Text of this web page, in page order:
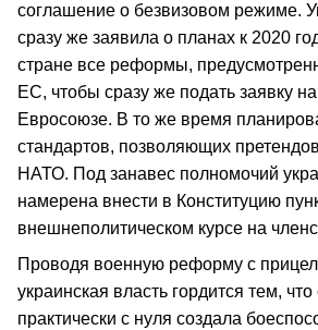
соглашение о безвизовом режиме.
сразу же заявила о планах к 2020
стране все реформы,
ЕС, чтобы сразу же подать заявку
Евросоюзе. В то же время
стандартов, позволяющих
НАТО. Под занавес полномочий
намерена внести в Конституцию
внешнеполитическом курсе на
Проводя военную реформу с
украинская власть гордится тем, что
практически с нуля создала